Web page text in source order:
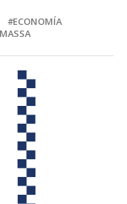
ECONOMÍA